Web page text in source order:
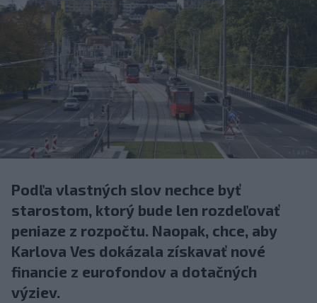
Podľa vlastných slov nechce byť
starostom, ktorý bude len rozdeľovať
peniaze z rozpočtu. Naopak, chce, aby
Karlova Ves dokázala získavať nové
financie z eurofondov a dotačných
výziev.